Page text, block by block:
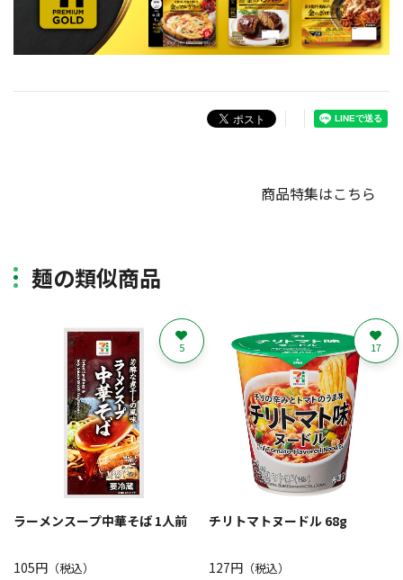
商品特集はこちら
麺の類似商品
ラーメンスープ中華そば 1人前
105円 （税込）
5
チリトマトヌードル 68g
127円（税込）
17